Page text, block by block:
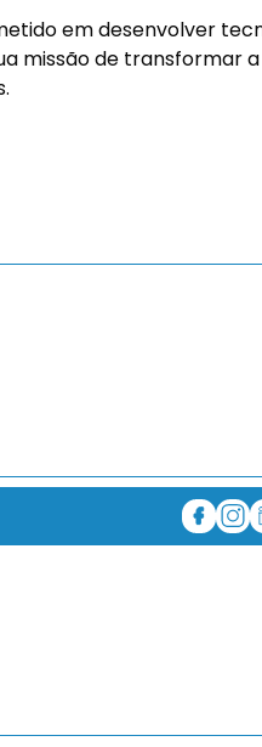
em desenvolver
missão de transformar a